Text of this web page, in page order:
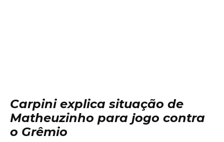
Carpini explica situação de
Matheuzinho para jogo contra
o Grêmio